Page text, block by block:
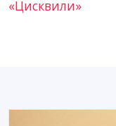
«Цисквили»